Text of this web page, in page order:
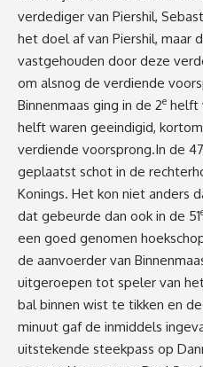
verdediger van Piershil,
het doel af van Piershil, maar
vastgehouden door deze
om alsnog de verdiende
Binnenmaas ging in de 2e helft
helft waren geeindigid,
verdiende voorsprong.In de 47
geplaatst schot in de
Konings. Het kon niet anders
dat gebeurde dan ook in de 51
een goed genomen
de aanvoerder van
uitgeroepen tot speler van
bal binnen wist te tikken en
minuut gaf de inmiddels
uitstekende steekpass op